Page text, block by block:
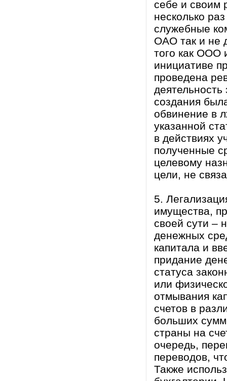
себе и своим
несколько
служебные
ОАО так и не
того как ООО
инициативе
проведена
создания
обвинение в
указанной
в действиях
полученные
целевому
цели, не
5.
имущества,
своей сути –
денежных
капитала и
придание
статуса
или
отмывания
счетов в
больших
страны на
очередь,
переводов,
Также